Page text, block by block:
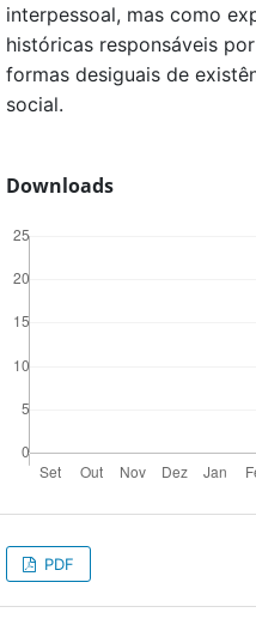
interpessoal, mas como
históricas responsáveis
formas desiguais de
social.
Downloads
PDF